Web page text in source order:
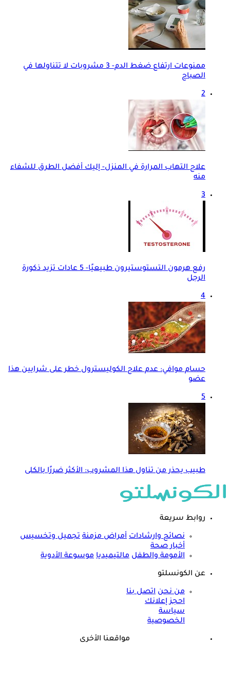
ممنوعات ارتفاع ضغط الدم- 3 مشروبات لا تتناولها في
الصباح
2
علاج التهاب المرارة في المنزل- إليك أفضل الطرق للشفاء
منه
3
رفع هرمون التستوستيرون طبيعيًا- 5 عادات تزيد ذكورة
الرجل
4
حسام موافي: عدم علاج الكوليسترول خطر على شرايين هذا
عضو
5
طبيب يحذر من تناول هذا المشروب: الأكثر ضررًا بالكلى
روابط سريعة
نصائح وارشادات أمراض مزمنة تجميل وتخسيس
أخبار صحة
الأمومة والطفل مالتيميديا موسوعة الأدوية
عن الكونسلتو
من نحن اتصل بنا
احجز إعلانك
سياسة
الخصوصية
مواقعنا الأخرى